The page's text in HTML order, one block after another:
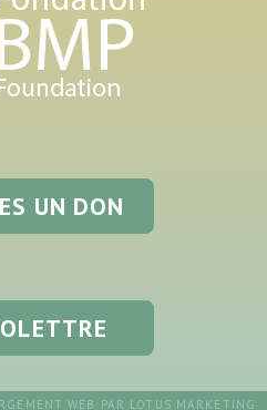
UN DON
WEB PAR LOTUS MARKETING